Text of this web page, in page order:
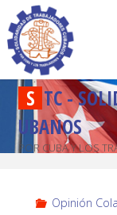
S TC-SOLI
U BANOS
POR CUBA Y LOS
Opinión